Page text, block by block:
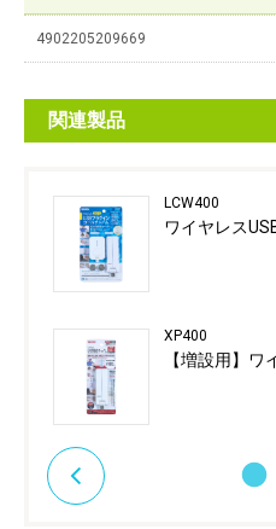
4902205209669
関連製品
LCW400
ワイヤレス
XP400
【増設用】ワ